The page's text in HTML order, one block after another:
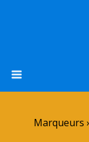
Marqueurs